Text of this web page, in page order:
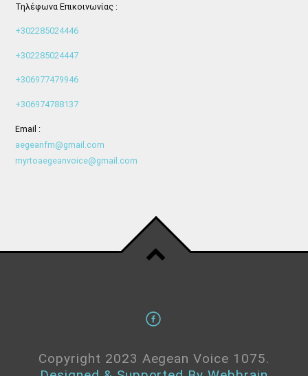
Τηλέφωνα Επικοινωνίας :
+302285024446
+302285024447
+306977479946
+306974788137
Email :
aegeanfm@gmail.com
myrtoaegeanvoice@gmail.com
Copyright 2023 Aegean Voice 1075.